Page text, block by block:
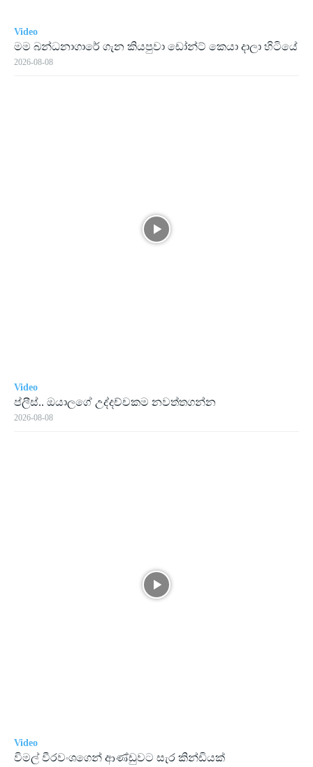
Video
මම බන්ධනාගාරේ ගැන කියපුවා ඩෝන්ට් කෙයා දාලා හිටියේ
2026-08-08
Video
ප්ලීස්.. ඔයාලගේ උද්දච්චකම නවත්තගන්න
2026-08-08
Video
විමල් වීරවංශගෙන් ආණ්ඩුවට සැර කින්ඩියක්